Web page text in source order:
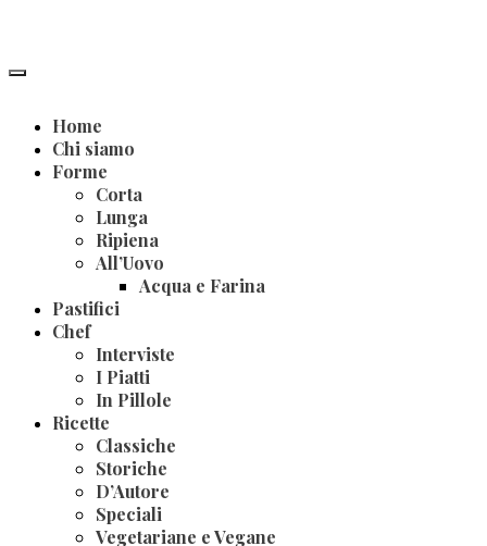
Home
Chi siamo
Forme
Corta
Lunga
Ripiena
All’Uovo
Acqua e Farina
Pastifici
Chef
Interviste
I Piatti
In Pillole
Ricette
Classiche
Storiche
D’Autore
Speciali
Vegetariane e Vegane